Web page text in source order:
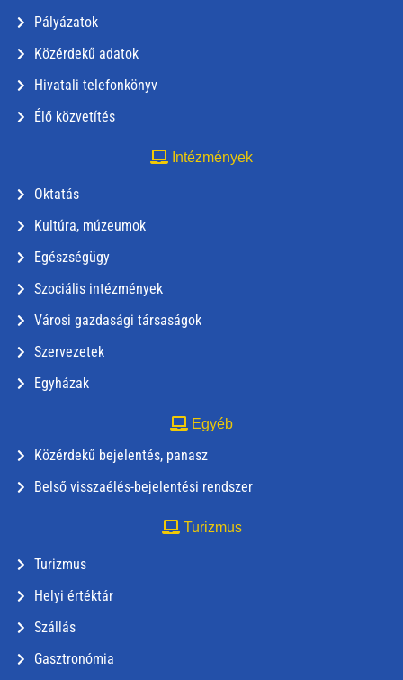
Pályázatok
Közérdekű adatok
Hivatali telefonkönyv
Élő közvetítés
Intézmények
Oktatás
Kultúra, múzeumok
Egészségügy
Szociális intézmények
Városi gazdasági társaságok
Szervezetek
Egyházak
Egyéb
Közérdekű bejelentés, panasz
Belső visszaélés-bejelentési rendszer
Turizmus
Turizmus
Helyi értéktár
Szállás
Gasztronómia